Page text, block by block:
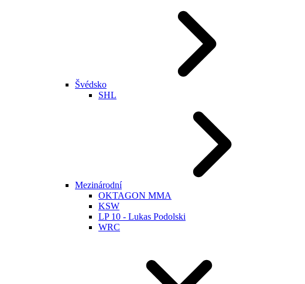
Švédsko
SHL
Mezinárodní
OKTAGON MMA
KSW
LP 10 - Lukas Podolski
WRC